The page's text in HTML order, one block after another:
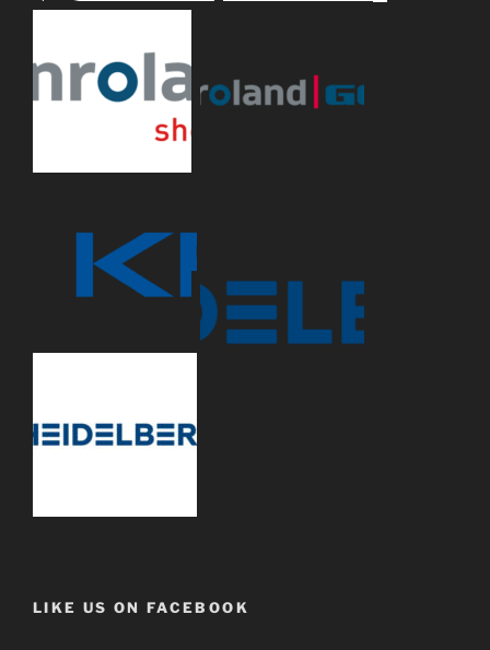
LIKE US ON FACEBOOK